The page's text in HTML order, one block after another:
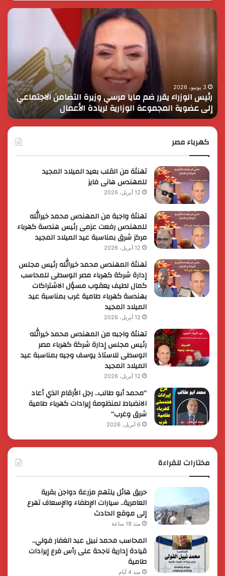
رئيس
التضامن
الاجتماعي
إلى
عضوية
المجموعة
الوزارية
3 يونيو، 2026
رئيس الوزراء يقرر ضم مايا مرسي وزيرة التضامن الاجتماعي
إلى عضوية المجموعة الوزارية لريادة الأعمال
في
كهرباء مصر
تهنئة من القلب بعيد الميلاد المجيد
للمهندس هانى فايز
12 أبريل، 2026
تهنئة واجبة من المهندس محمد خيرالله
للمهندس رفعت عزمى رئيس هندسة كهرباء
مركز شرق بمناسبة عيد الميلاد المجيد
12 أبريل، 2026
تهنئة المهندس محمد خيرالله رئيس مجلس
إدارة شركة كهرباء مصر الوسطى للمحاسب
كمال لطيف يعقوب مسؤل الاشتراكات
بهندسة كهرباء طامية غرب بمناسبة عيد
الميلاد المجيد
12 أبريل، 2026
تهنئة واجبه من المهندس محمد خيرالله
رئيس مجلس إدارة شركة كهرباء مصر
الوسطى للاستاذ يوسف وجيه بمناسبة عيد
الميلاد المجيد
12 أبريل، 2026
“محمد أبو طالب.. رجل الأرقام الذي أعاد
الانضباط لمنظومة إيرادات كهرباء طامية
شرق وغرب”
6 أبريل، 2026
مختارات للقراءة
حريق هائل يلتهم مزرعة دواجن بقرية
العامرية.. سيارات الإطفاء والإسعاف تهرع
إلى موقع الحادث
منذ 19 ساعة
المحاسب محمد نبيل عبد الغفار فولي..
قيادة إدارية ناجحة على رأس فرع إيرادات
طامية
منذ 4 أيام